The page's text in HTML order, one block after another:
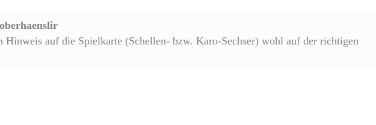
Hinweis auf die Spielkarte (Schellen- bzw. Karo-Sechser) wohl auf der richtigen